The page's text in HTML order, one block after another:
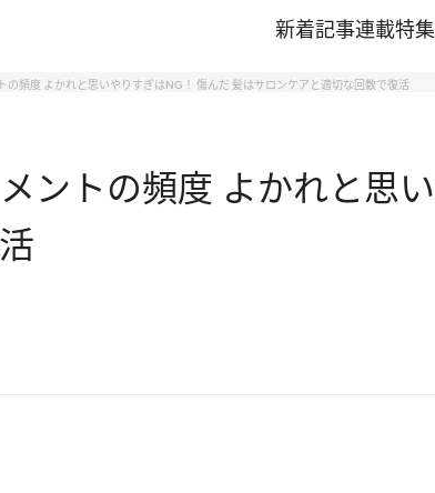
新着記事連載特集
の頻度 よかれと思いやりすぎはNG！ 傷んだ 髪はサロンケアと適切な回数で復活
ントの頻度 よかれと思